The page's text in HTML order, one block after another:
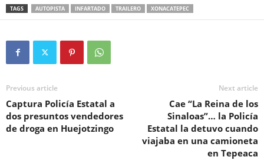
TAGS AUTOPISTA INFARTADO TRAILERO XONACATEPEC
Previous article
Captura Policía Estatal a
dos presuntos vendedores
de droga en Huejotzingo
Next article
Cae “La Reina de los
Sinaloas”… la Policía
Estatal la detuvo cuando
viajaba en una camioneta
en Tepeaca